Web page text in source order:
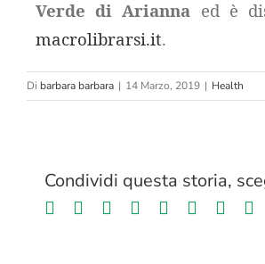
Verde di Arianna ed è
macrolibrarsi.it.
Di barbara barbara | 14 Marzo, 2019 | Health
Condividi questa storia,
FacebookTwitterLinkedIn
RedditWhatsapp
Tumblr